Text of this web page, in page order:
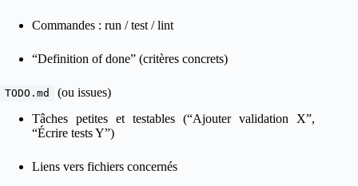
Commandes : run / test / lint
“Definition of done” (critères concrets)
TODO.md
(ou issues)
Tâches petites et testables (“Ajouter validation X”,
“Écrire tests Y”)
Liens vers fichiers concernés